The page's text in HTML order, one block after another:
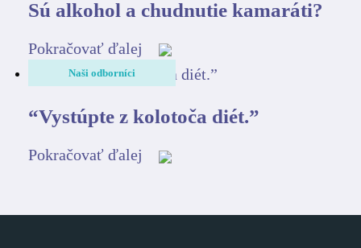
Sú alkohol a chudnutie kamaráti?
Pokračovať ďalej
Naši odborníci
“Vystúpte z kolotoča diét.”
Pokračovať ďalej